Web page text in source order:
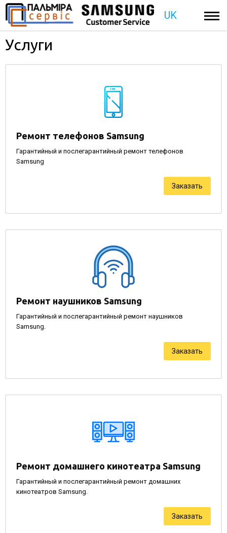
UK
Услуги
Ремонт телефонов Samsung
Гарантийный и послегарантийный ремонт телефонов
Samsung
Заказать
Ремонт наушников Samsung
Гарантийный и послегарантийный ремонт наушников
Samsung.
Заказать
Ремонт домашнего кинотеатра Samsung
Гарантийный и послегарантийный ремонт домашних
кинотеатров Samsung.
Заказать